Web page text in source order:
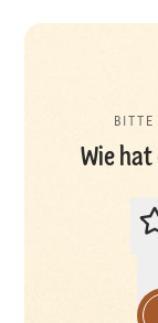
BITTE
Wie